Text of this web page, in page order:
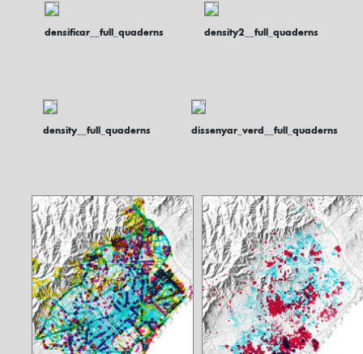
densificar__full_quaderns density2__full_quaderns
density__full_quaderns dissenyar_verd__full_quaderns